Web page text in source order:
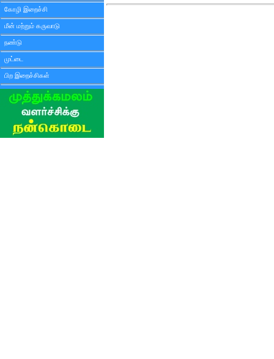
கோழி இறைச்சி
மீன் மற்றும் கருவாடு
நண்டு
முட்டை
பிற இறைச்சிகள்